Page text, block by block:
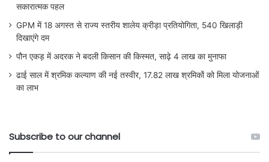
सकारात्मक पहल
GPM में 18 अगस्त से राज्य स्तरीय शालेय क्रीड़ा प्रतियोगिता, 540 खिलाड़ी
दिखाएंगे दम
पौन एकड़ में अदरक ने बदली किसान की किस्मत, साढ़े 4 लाख का मुनाफा
ढाई साल में श्रमिक कल्याण की नई तस्वीर, 17.82 लाख श्रमिकों को मिला योजनाओं
का लाभ
Subscribe to our channel